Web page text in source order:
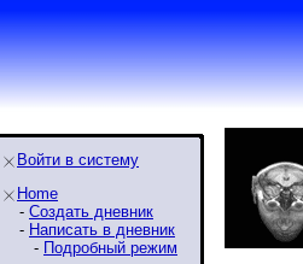
Войти в систему
Home
- Создать дневник
- Написать в дневник
- Подробный режим